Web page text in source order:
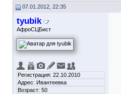
07.01.2012, 22:35
tyubik
АфроСЦБист
Регистрация: 22.10.2010
Адрес: Ивантеевка
Возраст: 50